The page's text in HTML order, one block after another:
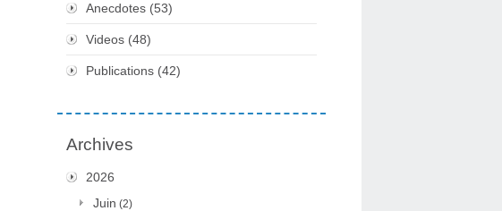
Anecdotes (53)
Videos (48)
Publications (42)
Archives
2026
Juin (2)